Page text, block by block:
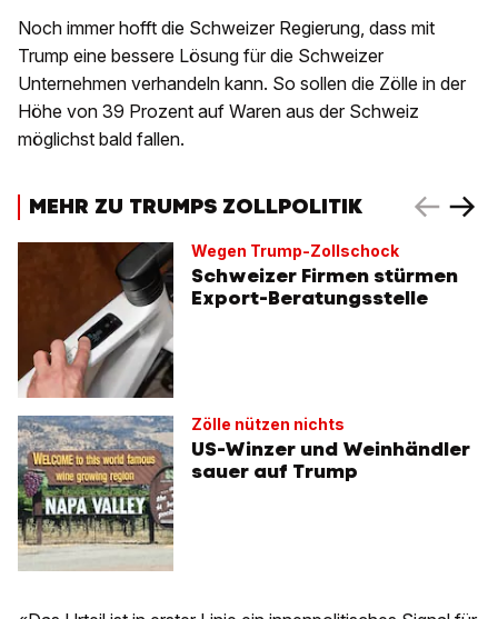
Noch immer hofft die Schweizer Regierung, dass mit
Trump eine bessere Lösung für die Schweizer
Unternehmen verhandeln kann. So sollen die Zölle in der
Höhe von 39 Prozent auf Waren aus der Schweiz
möglichst bald fallen.
MEHR ZU TRUMPS ZOLLPOLITIK
Wegen Trump-Zollschock
Schweizer Firmen stürmen
Export-Beratungsstelle
Zölle nützen nichts
US-Winzer und Weinhändler
sauer auf Trump